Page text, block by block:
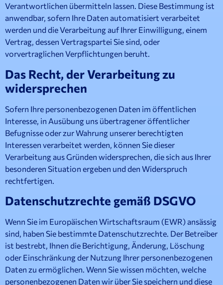
Verantwortlichen übermitteln lassen. Diese Bestimmung ist
anwendbar, sofern Ihre Daten automatisiert verarbeitet
werden und die Verarbeitung auf Ihrer Einwilligung, einem
Vertrag, dessen Vertragspartei Sie sind, oder
vorvertraglichen Verpflichtungen beruht.
Das Recht, der Verarbeitung zu
widersprechen
Sofern Ihre personenbezogenen Daten im öffentlichen
Interesse, in Ausübung uns übertragener öffentlicher
Befugnisse oder zur Wahrung unserer berechtigten
Interessen verarbeitet werden, können Sie dieser
Verarbeitung aus Gründen widersprechen, die sich aus Ihrer
besonderen Situation ergeben und den Widerspruch
rechtfertigen.
Datenschutzrechte gemäß DSGVO
Wenn Sie im Europäischen Wirtschaftsraum (EWR) ansässig
sind, haben Sie bestimmte Datenschutzrechte. Der Betreiber
ist bestrebt, Ihnen die Berichtigung, Änderung, Löschung
oder Einschränkung der Nutzung Ihrer personenbezogenen
Daten zu ermöglichen. Wenn Sie wissen möchten, welche
personenbezogenen Daten wir über Sie speichern und diese